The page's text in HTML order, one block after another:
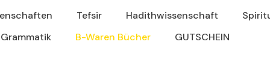
Tefsir Hadithwissenschaft
Grammatik B-Waren Bücher GUTSCHEIN